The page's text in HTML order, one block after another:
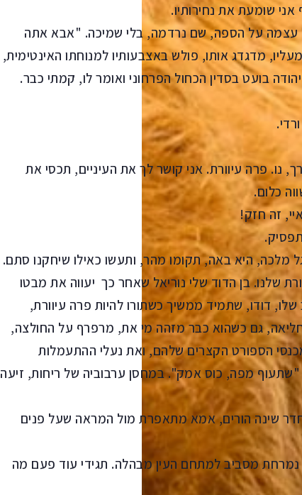
שומעת את נחירותיו.
עצמה על הספה, שם נרדמה, בלי שמיכה. "אבא אתה
מדגדג אותו, פולש באצבעותיו למנוחתו האינטימית,
בועט בסדין הכחול הפרחוני ואומר לו, קמתי כבר.
נו. פרה עיוורת. אני קושר לך את העיניים, תכסי את
כלום.
זה חזק!
היא באה, תקומו מהר, ותעשו כאילו שיחקנו סתם.
שלנו. בן הדוד שלי נוריאל שאחר כך יעווה את מבטו
דודו, שתמיד ממשיך כשתורו להיות פרה עיוורת,
גם כשהוא כבר מזהה מי את, מרפרף על החולצה,
הספורט הקצרים שלהם, ואת נעלי ההתעמלות
"שתעוף מפה, כוס אמק". במחסן ערבוביה של ריחות, זיעה
בוקר, חדר שינה הורים, אמא מתאפרת מול המראה שעל פנים
מסביב למתחם העין מבהלה. תגידי עוד פעם מה